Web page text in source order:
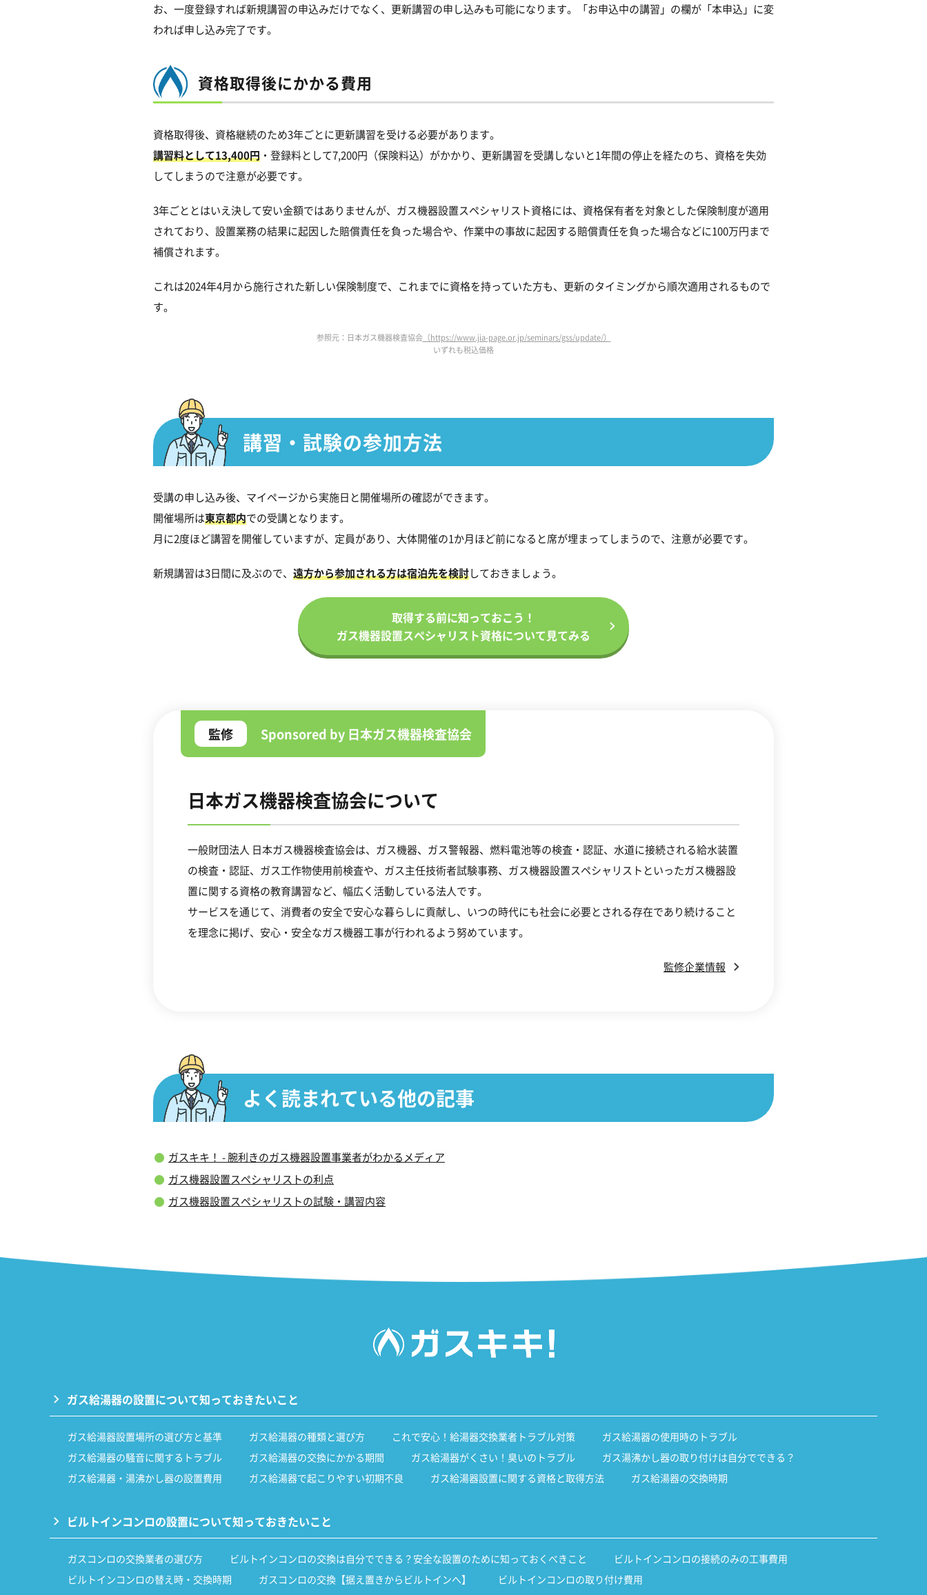
お、一度登録すれば新規講習の申込みだけでなく、更新講習の申し込みも可能になります。「お申込中の講習」の欄が「本申込」に変
われば申し込み完了です。
資格取得後にかかる費用
資格取得後、資格継続のため3年ごとに更新講習を受ける必要があります。
講習料として13,400円 ・登録料として7,200円（保険料込）がかかり、更新講習を受講しないと1年間の停止を経たのち、資格を失効
してしまうので注意が必要です。
3年ごととはいえ決して安い金額ではありませんが、ガス機器設置スペシャリスト資格には、資格保有者を対象とした保険制度が適用
されており、設置業務の結果に起因した賠償責任を負った場合や、作業中の事故に起因する賠償責任を負った場合などに100万円まで
補償されます。
これは2024年4月から施行された新しい保険制度で、これまでに資格を持っていた方も、更新のタイミングから順次適用されるもので
す。
参照元：日本ガス機器検査協会（https://www.jia-page.or.jp/seminars/gss/update/）
いずれも税込価格
講習・試験の参加方法
受講の申し込み後、マイページから実施日と開催場所の確認ができます。
開催場所は東京都内での受講となります。
月に2度ほど講習を開催していますが、定員があり、大体開催の1か月ほど前になると席が埋まってしまうので、注意が必要です。
新規講習は3日間に及ぶので、 遠方から参加される方は宿泊先を検討しておきましょう。
取得する前に知っておこう！
ガス機器設置スペシャリスト資格について見てみる
監修 Sponsored by 日本ガス機器検査協会
日本ガス機器検査協会について
一般財団法人 日本ガス機器検査協会は、ガス機器、ガス警報器、燃料電池等の検査・認証、水道に接続される給水装置
の検査・認証、ガス工作物使用前検査や、ガス主任技術者試験事務、ガス機器設置スペシャリストといったガス機器設
置に関する資格の教育講習など、幅広く活動している法人です。
サービスを通じて、 消費者の安全で安心な暮らしに貢献し、いつの時代にも社会に必要とされる存在であり続けること
を理念に掲げ、安心・安全なガス機器工事が行われるよう努めています。
監修企業情報
よく読まれている他の記事
ガスキキ！ - 腕利きのガス機器設置事業者がわかるメディア
ガス機器設置スペシャリストの利点
ガス機器設置スペシャリストの試験・講習内容
ガス給湯器の設置について知っておきたいこと
ガス給湯器設置場所の選び方と基準 ガス給湯器の種類と選び方 これで安心！給湯器交換業者トラブル対策
ガス給湯器の使用時のトラブル
ガス給湯器の騒音に関するトラブル
ガス給湯器の交換にかかる期間 ガス給湯器がくさい！臭いのトラブル
ガス湯沸かし器の取り付けは自分でできる？
ガス給湯器・湯沸かし器の設置費用
ガス給湯器で起こりやすい初期不良 ガス給湯器設置に関する資格と取得方法 ガス給湯器の交換時期
ビルトインコンロの設置について知っておきたいこと
ガスコンロの交換業者の選び方 ビルトインコンロの交換は自分でできる？安全な設置のために知っておくべきこと
ビルトインコンロの接続のみの工事費用
ビルトインコンロの替え時・交換時期
ガスコンロの交換【据え置きからビルトインへ】 ビルトインコンロの取り付け費用